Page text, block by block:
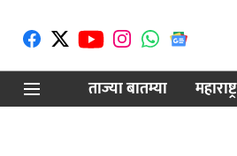
ताज्या बातम्या
महाराष्ट्र